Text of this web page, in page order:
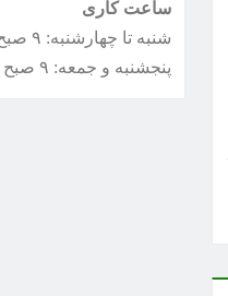
ساعت کاری
شنبه تا چهارشنبه: ۹ صبح تا ۵ بعد از ظهر
پنجشنبه و جمعه: ۹ صبح تا ۳ بعد از ظهر